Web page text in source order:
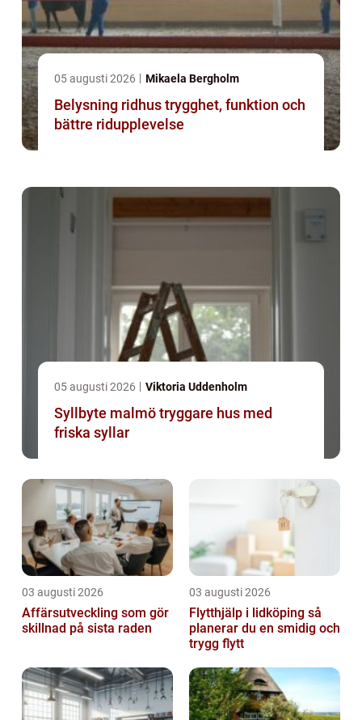
05 augusti 2026 Mikaela Bergholm
Belysning ridhus trygghet, funktion och
bättre ridupplevelse
05 augusti 2026 Viktoria Uddenholm
Syllbyte malmö tryggare hus med
friska syllar
03 augusti 2026
Affärsutveckling som gör
skillnad på sista raden
03 augusti 2026
Flytthjälp i lidköping så
planerar du en smidig och
trygg flytt